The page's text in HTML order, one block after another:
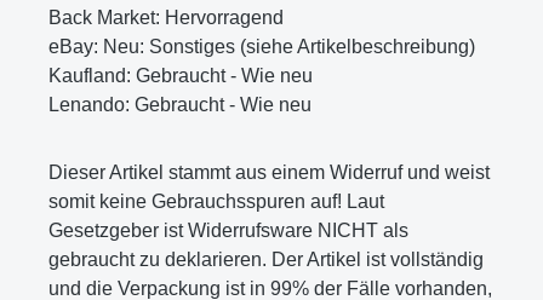
Back Market: Hervorragend
eBay: Neu: Sonstiges (siehe Artikelbeschreibung)
Kaufland: Gebraucht - Wie neu
Lenando: Gebraucht - Wie neu
Dieser Artikel stammt aus einem Widerruf und weist
somit keine Gebrauchsspuren auf! Laut
Gesetzgeber ist Widerrufsware NICHT als
gebraucht zu deklarieren. Der Artikel ist vollständig
und die Verpackung ist in 99% der Fälle vorhanden,